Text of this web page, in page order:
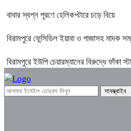
বাবার স্বপ্ন পূরণে হেলিকপ্টারে চড়ে বিয়ে
বিরামপুরে ফেন্সিডিল ইয়াবা ও গাজাসহ মাদক
বিরামপুরে ইউপি চেয়ারম্যানের বিরুদ্ধে ফাঁকা